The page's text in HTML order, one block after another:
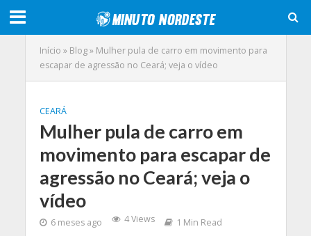
Início » Blog» Mulher pula de carro em movimento para
escapar de agressão no Ceará; veja o vídeo
CEARÁ
Mulher pula de carro em
movimento para escapar de
agressão no Ceará; veja o
vídeo
6 meses ago 4 Views 1 Min Read